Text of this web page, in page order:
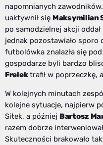
napomnianych
uaktywnił się Maksymilian
po samodzielnej akcji
jednak pozostawiało sporo
futbolówka znalazła się
gospodarze byli bardzo
Frelektrafił w poprzeczkę,
W kolejnych minutach
kolejne sytuacje, najpierw
Sitek, a później Bartosz
razem dobrze
Skuteczności brakowało